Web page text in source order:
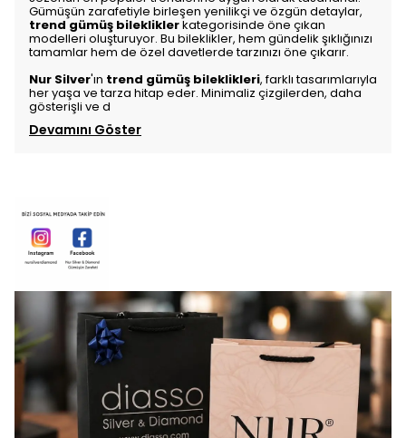
Gümüşün zarafetiyle birleşen yenilikçi ve özgün detaylar,
trend gümüş bilekliklerkategorisinde öne çıkan
modelleri oluşturuyor. Bu bileklikler, hem gündelik şıklığınızı
tamamlar hem de özel davetlerde tarzınızı öne çıkarır.
Nur Silver'ın trend gümüş bileklikleri, farklı tasarımlarıyla
her yaşa ve tarza hitap eder. Minimaliz çizgilerden, daha
gösterişli ve d
Devamını Göster